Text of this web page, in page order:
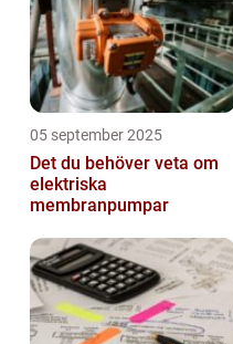
05 september 2025
Det du behöver veta om
elektriska
membranpumpar